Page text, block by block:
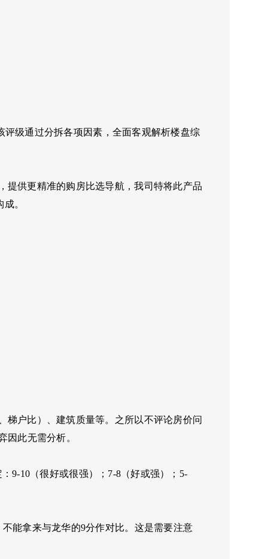
评级通过分拆各项因素，全面客观解析楼盘综
提供更精准的购房比选导航，我司特将此产品
。
梯户比）、建筑质量等。之所以不评论房价问
因此无需分析。
9-10（很好或很强）；7-8（好或强）；5-
能拿来与龙华的9分作对比。这是需要注意